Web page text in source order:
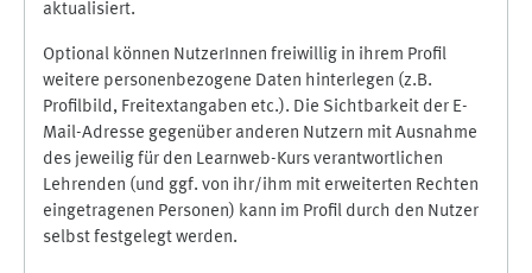
aktualisiert.
Optional können NutzerInnen freiwillig in ihrem Profil
weitere personenbezogene Daten hinterlegen (z.B.
Profilbild, Freitextangaben etc.). Die Sichtbarkeit der E-
Mail-Adresse gegenüber anderen Nutzern mit Ausnahme
des jeweilig für den Learnweb-Kurs verantwortlichen
Lehrenden (und ggf. von ihr/ihm mit erweiterten Rechten
eingetragenen Personen) kann im Profil durch den Nutzer
selbst festgelegt werden.